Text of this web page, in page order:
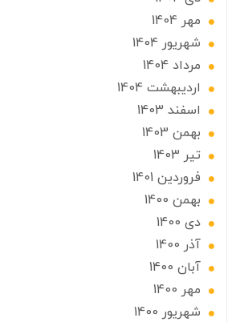
مهر 1404
شهریور 1404
مرداد 1404
ارديبهشت 1404
اسفند 1403
بهمن 1403
تير 1403
فروردین 1401
بهمن 1400
دی 1400
آذر 1400
آبان 1400
مهر 1400
شهریور 1400